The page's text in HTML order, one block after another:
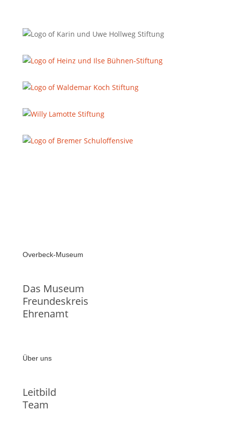
Overbeck-Museum
Das Museum
Freundeskreis
Ehrenamt
Über uns
Leitbild
Team